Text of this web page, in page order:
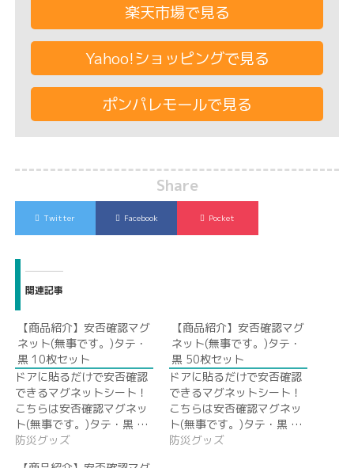
楽天市場で見る
Yahoo!ショッピングで見る
ポンパレモールで見る
Share
Twitter Facebook Pocket
関連記事
【商品紹介】安否確認マグ
ネット(無事です。)タテ・
黒 10枚セット
ドアに貼るだけで安否確認
できるマグネットシート！
こちらは安否確認マグネッ
ト(無事です。)タテ・黒 …
防災グッズ
【商品紹介】安否確認マグ
ネット(無事です。)タテ・
黒 50枚セット
ドアに貼るだけで安否確認
できるマグネットシート！
こちらは安否確認マグネッ
ト(無事です。)タテ・黒 …
防災グッズ